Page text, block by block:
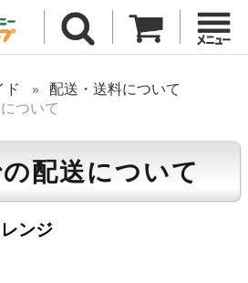
ド
配送・送料について
ついて
配送について
ンジ